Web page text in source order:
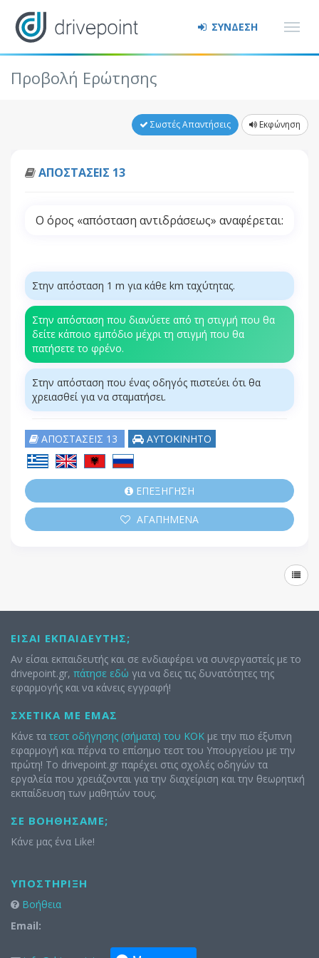
ΣΥΝΔΕΣΗ
Προβολή Ερώτησης
Σωστές Απαντήσεις Εκφώνηση
ΑΠΟΣΤΑΣΕΙΣ 13
Ο όρος «απόσταση αντιδράσεως» αναφέρεται:
Στην απόσταση 1 m για κάθε km ταχύτητας.
Στην απόσταση που διανύετε από τη στιγμή που θα
δείτε κάποιο εμπόδιο μέχρι τη στιγμή που θα
πατήσετε το φρένο.
Στην απόσταση που ένας οδηγός πιστεύει ότι θα
χρειασθεί για να σταματήσει.
ΑΠΟΣΤΑΣΕΙΣ 13 ΑΥΤΟΚΙΝΗΤΟ
ΕΠΕΞΗΓΗΣΗ
ΑΓΑΠΗΜΕΝΑ
ΕΊΣΑΙ ΕΚΠΑΙΔΕΥΤΉΣ;
Αν είσαι εκπαιδευτής και σε ενδιαφέρει να συνεργαστείς με το
drivepoint.gr, πάτησε εδώ για να δεις τις δυνατότητες της
εφαρμογής και να κάνεις εγγραφή!
ΣΧΕΤΙΚΆ ΜΕ ΕΜΆΣ
Κάνε τα τεστ οδήγησης (σήματα) του ΚΟΚ με την πιο έξυπνη
εφαρμογή και πέρνα το επίσημο τεστ του Υπουργείου με την
πρώτη! Το drivepoint.gr παρέχει στις σχολές οδηγών τα
εργαλεία που χρειάζονται για την διαχείριση και την θεωρητική
εκπαίδευση των μαθητών τους.
ΣΕ ΒΟΗΘΉΣΑΜΕ;
Κάνε μας ένα Like!
ΥΠΟΣΤΉΡΙΞΗ
Βοήθεια
Email: